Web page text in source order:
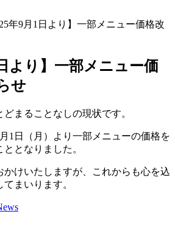
年9月1日より】一部メニュー価格改
より】一部メニュー価
せ
まることなしの現状です。
1日（月）より一部メニューの価格を
となりました。
かけいたしますが、これからも心を込
まいります。